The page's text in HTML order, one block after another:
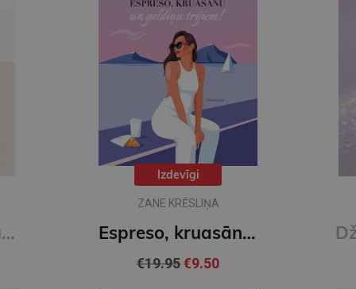
Vestveli. Karsti un auksti
Izdevīgi
ZANE KRĒSLIŅA
Espreso, kruasānu un galdiņu trijiem!
€19.95€9.50